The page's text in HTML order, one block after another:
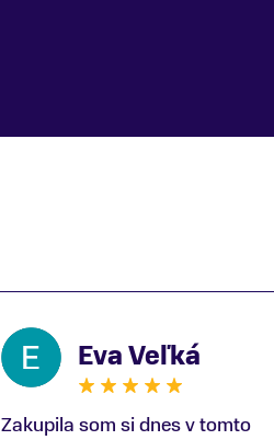
Eva Veľká
Zakupila som si dnes v tomto